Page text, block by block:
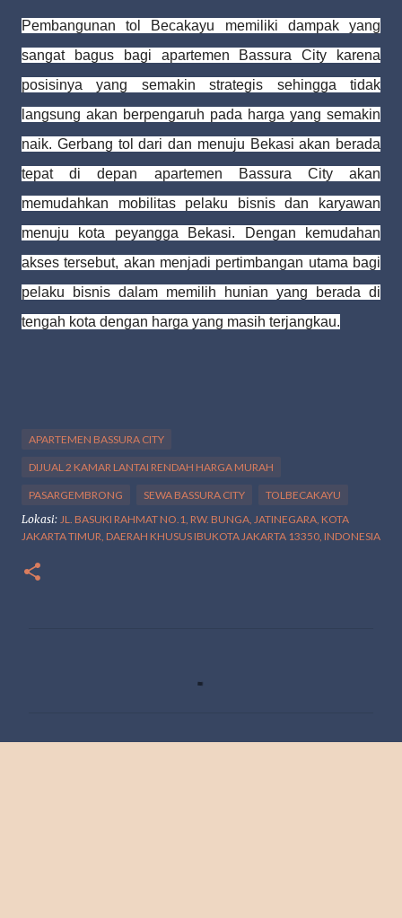
Pembangunan tol Becakayu memiliki dampak yang
sangat bagus bagi apartemen Bassura City karena
posisinya yang semakin strategis sehingga tidak
langsung akan berpengaruh pada harga yang semakin
naik. Gerbang tol dari dan menuju Bekasi akan berada
tepat di depan apartemen Bassura City akan
memudahkan mobilitas pelaku bisnis dan karyawan
menuju kota peyangga Bekasi. Dengan kemudahan
akses tersebut, akan menjadi pertimbangan utama bagi
pelaku bisnis dalam memilih hunian yang berada di
tengah kota dengan harga yang masih terjangkau.
APARTEMEN BASSURA CITY
DIJUAL 2 KAMAR LANTAI RENDAH HARGA MURAH
PASARGEMBRONG SEWA BASSURA CITY
TOLBECAKAYU
Lokasi: JL. BASUKI RAHMAT NO.1, RW. BUNGA, JATINEGARA, KOTA
JAKARTA TIMUR, DAERAH KHUSUS IBUKOTA JAKARTA 13350, INDONESIA